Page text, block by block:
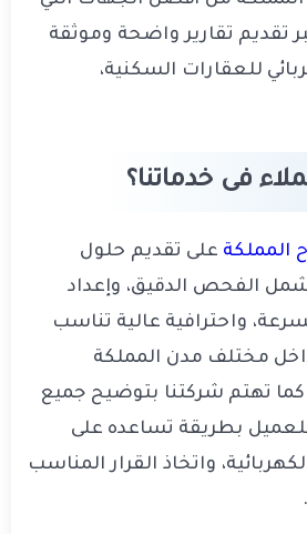
تقديم تقارير واضحة وموثقة
للعقارات السكنية،
فى خدماتنا؟
المملكة على تقديم حلول
الفحص الدقيق، وإعداد
واحترافية عالية تناسب
مختلف مدن المملكة
كما تهتم شركتنا بتوضيح جميع
بطريقة تساعده على
واتخاذ القرار المناسب